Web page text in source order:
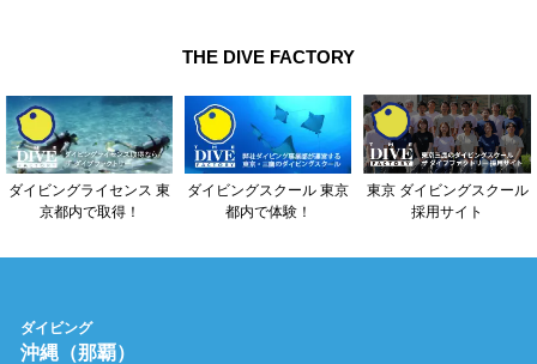
THE DIVE FACTORY
ダイビングライセンス 東
京都内で取得！
ダイビングスクール 東京
都内で体験！
東京 ダイビングスクール
採用サイト
ダイビング
沖縄（那覇）